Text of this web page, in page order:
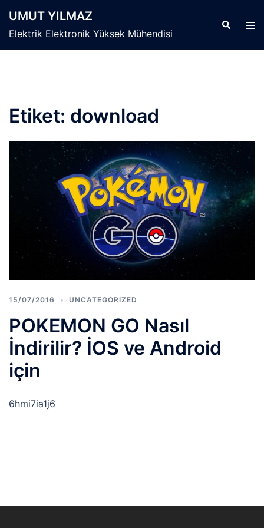
atlaUMUT YILMAZ
Elektrik Elektronik Yüksek Mühendisi
Search
Etiket: download
15/07/2016 UNCATEGORIZED
POKEMON GO Nasıl
İndirilir? İOS ve Android
için
6hmi7ia1j6